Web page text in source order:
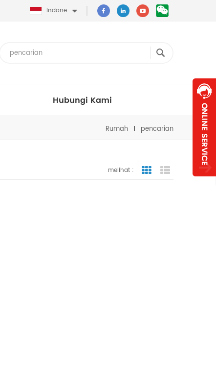
Indonesia
Hubungi Kami
Rumah pencarian
melihat : tampilan bergaris
tampilan